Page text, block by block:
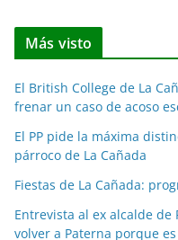
o
t
i
a
s
p
o
m
Más visto
El British College de La
frenar un caso de acoso
El PP pide la máxima
párroco de La Cañada
Fiestas de La Cañada:
Entrevista al ex alcalde de
volver a Paterna porque